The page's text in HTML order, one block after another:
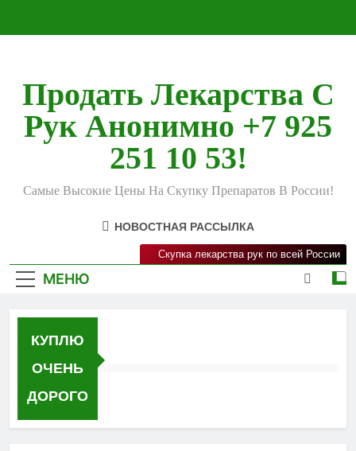
Продать Лекарства С
Рук Анонимно +7 925
251 10 53!
Самые Высокие Цены На Скупку Препаратов В России!
НОВОСТНАЯ РАССЫЛКА
МЕНЮ
Скупка лекарства рук по всей России
КУПЛЮ
ОЧЕНЬ
ДОРОГО